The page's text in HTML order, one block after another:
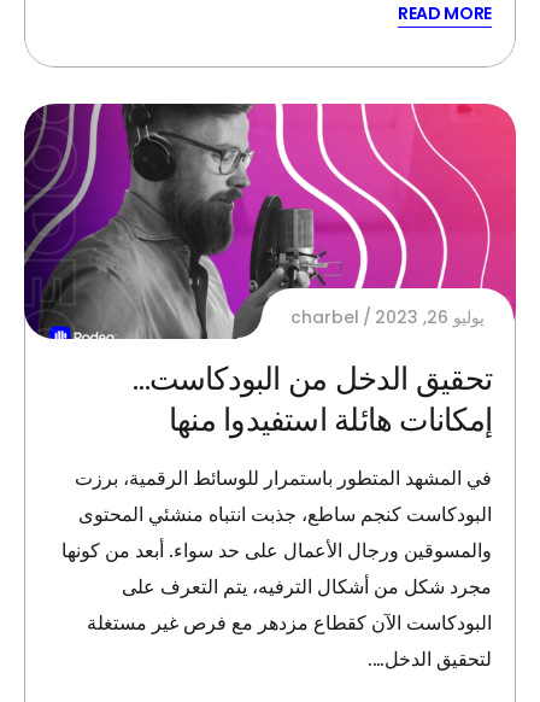
READ MORE
يوليو 26, 2023 charbel
تحقيق الدخل من البودكاست…
إمكانات هائلة استفيدوا منها
في المشهد المتطور باستمرار للوسائط الرقمية، برزت
البودكاست كنجم ساطع، جذبت انتباه منشئي المحتوى
والمسوقين ورجال الأعمال على حد سواء. أبعد من كونها
مجرد شكل من أشكال الترفيه، يتم التعرف على
البودكاست الآن كقطاع مزدهر مع فرص غير مستغلة
لتحقيق الدخل….